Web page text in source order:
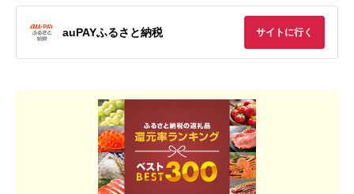
auPAYふるさと納税 サイトに行く